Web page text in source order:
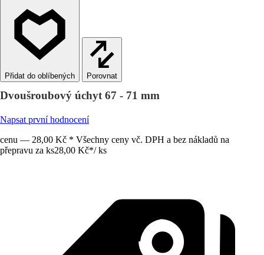
Porovnat
Dvoušroubový úchyt 67 - 71 mm
Napsat první hodnocení
cenu — 28,00 Kč * Všechny ceny vč. DPH a bez nákladů na
přepravu za ks28,00 Kč*/ ks